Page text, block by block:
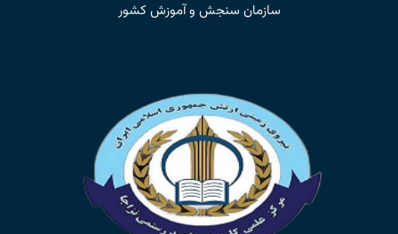
سازمان سنجش و آموزش کشور